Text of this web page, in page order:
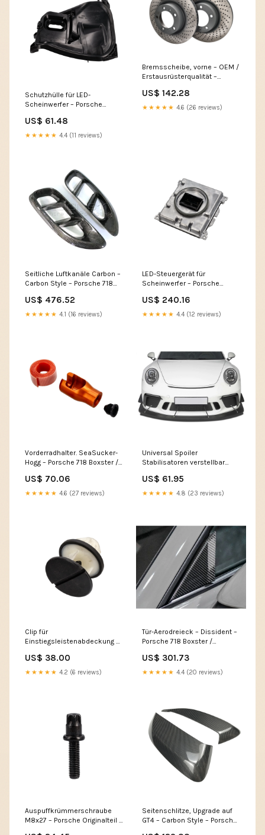
Schutzhülle für LED-
Scheinwerfer – Porsche
Boxster / Cayman Page:Left
US$ 61.48
★★★★★ 4.4 (11 reviews)
Bremsscheibe, vorne – OEM /
Erstausrüsterqualität –
Cayman 911;944;968
US$ 142.28
★★★★★ 4.6 (26 reviews)
Seitliche Luftkanäle Carbon –
Carbon Style – Porsche 718
Radmuttern &
Diebstahlsicherung 964
US$ 476.52
★★★★★ 4.1 (16 reviews)
LED-Steuergerät für
Scheinwerfer – Porsche
Boxster / Cayman Normteile
(Werkstattbedarf) G-Modell
US$ 240.16
★★★★★ 4.4 (12 reviews)
Vorderradhalter. SeaSucker-
Hogg – Porsche 718 Boxster /
993
US$ 70.06
★★★★★ 4.6 (27 reviews)
Universal Spoiler
Stabilisatoren verstellbar
Frontspoilerlippe – FibreTek –
Porsche 718 Boxster /
US$ 61.95
★★★★★ 4.8 (23 reviews)
Clip für
Einstiegsleistenabdeckung –
Porsche 718 Boxster /
Cayman Öltanks &
US$ 38.00
★★★★★ 4.2 (6 reviews)
Tür-Aerodreieck – Dissident –
Porsche 718 Boxster /
911;924;924S;928;930;944;964
US$ 301.73
★★★★★ 4.4 (20 reviews)
Auspuffkrümmerschraube
M8x27 – Porsche Originalteil –
Seitenschlitze, Upgrade auf
GT4 – Carbon Style – Porsche